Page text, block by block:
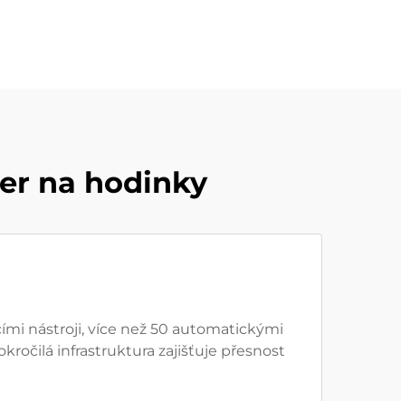
na hodinky
nástroji, více než 50 automatickými
infrastruktura zajišťuje přesnost